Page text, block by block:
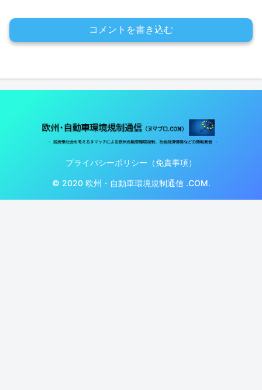
コメントを書き込む
プライバシーポリシー（免責事項）
© 2020 欧州・自動車環境規制通信 .COM.